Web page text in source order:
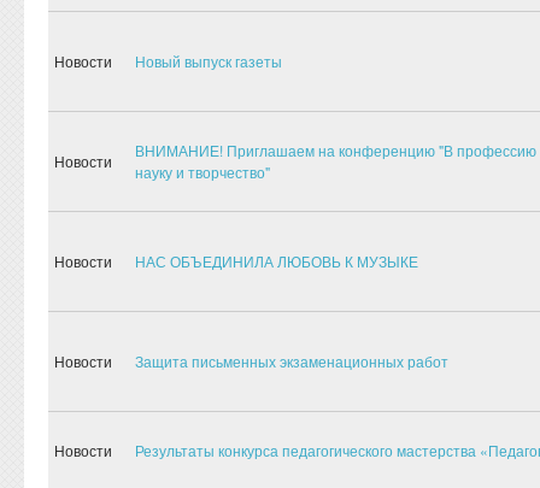
Новости Новый выпуск газеты
Новости
ВНИМАНИЕ! Приглашаем на конференцию "В профессию
науку и творчество"
Новости НАС ОБЪЕДИНИЛА ЛЮБОВЬ К МУЗЫКЕ
Новости Защита письменных экзаменационных работ
Новости Результаты конкурса педагогического мастерства